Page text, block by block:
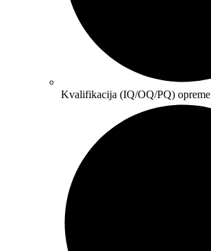
Kvalifikacija (IQ/OQ/PQ) opreme